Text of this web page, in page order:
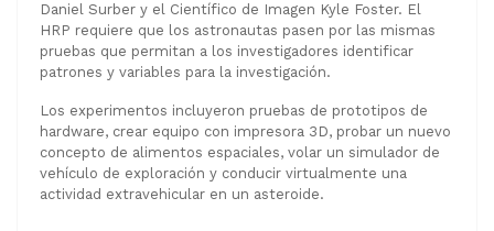
Daniel Surber y el Científico de Imagen Kyle Foster. El
HRP requiere que los astronautas pasen por las mismas
pruebas que permitan a los investigadores identificar
patrones y variables para la investigación.
Los experimentos incluyeron pruebas de prototipos de
hardware, crear equipo con impresora 3D, probar un nuevo
concepto de alimentos espaciales, volar un simulador de
vehículo de exploración y conducir virtualmente una
actividad extravehicular en un asteroide.